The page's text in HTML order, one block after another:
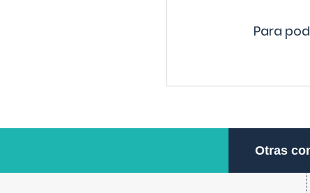
Para
Otras